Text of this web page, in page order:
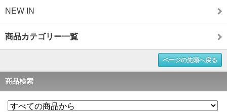
NEW IN
商品カテゴリー一覧
ページの先頭へ戻る
商品検索